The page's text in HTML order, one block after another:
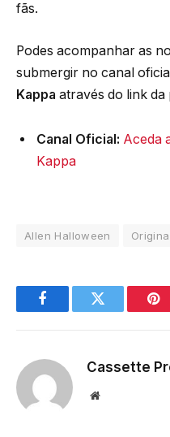
fãs.
Podes acompanhar as
submergir no canal
Kappa através do link
Canal Oficial: Aceda
Kappa
Allen Halloween
FacebookTwitter
Cassette
Website